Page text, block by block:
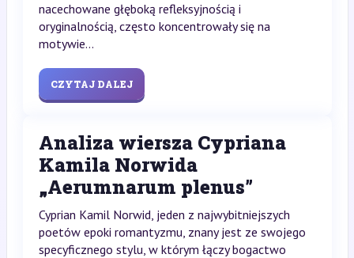
nacechowane głęboką refleksyjnością i
oryginalnością, często koncentrowały się na
motywie...
CZYTAJ DALEJ
Analiza wiersza Cypriana
Kamila Norwida
„Aerumnarum plenus”
Cyprian Kamil Norwid, jeden z najwybitniejszych
poetów epoki romantyzmu, znany jest ze swojego
specyficznego stylu, w którym łączy bogactwo